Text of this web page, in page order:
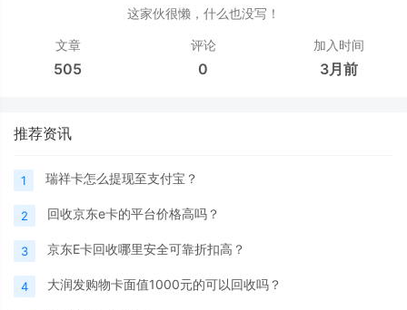
这家伙很懒，什么也没写！
文章
505
评论
0
加入时间
3月前
推荐资讯
1 瑞祥卡怎么提现至支付宝？
2 回收京东e卡的平台价格高吗？
3 京东E卡回收哪里安全可靠折扣高？
4 大润发购物卡面值1000元的可以回收吗？